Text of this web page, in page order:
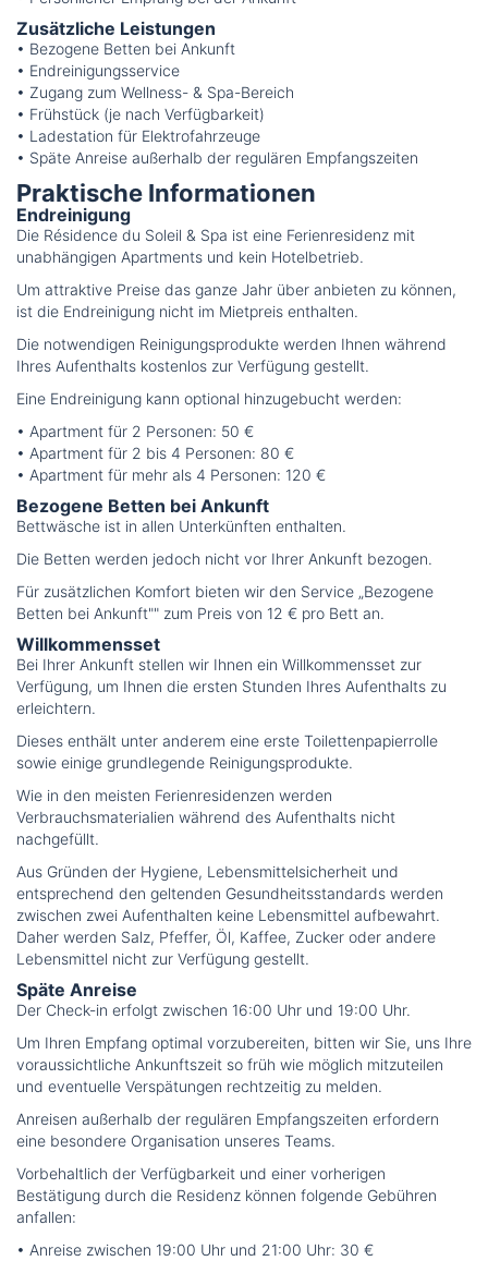
Zusätzliche Leistungen
• Bezogene Betten bei Ankunft
• Endreinigungsservice
• Zugang zum Wellness- & Spa-Bereich
• Frühstück (je nach Verfügbarkeit)
• Ladestation für Elektrofahrzeuge
• Späte Anreise außerhalb der regulären Empfangszeiten
Praktische Informationen
Endreinigung
Die Résidence du Soleil & Spa ist eine Ferienresidenz mit
unabhängigen Apartments und kein Hotelbetrieb.
Um attraktive Preise das ganze Jahr über anbieten zu können,
ist die Endreinigung nicht im Mietpreis enthalten.
Die notwendigen Reinigungsprodukte werden Ihnen während
Ihres Aufenthalts kostenlos zur Verfügung gestellt.
Eine Endreinigung kann optional hinzugebucht werden:
• Apartment für 2 Personen: 50 €
• Apartment für 2 bis 4 Personen: 80 €
• Apartment für mehr als 4 Personen: 120 €
Bezogene Betten bei Ankunft
Bettwäsche ist in allen Unterkünften enthalten.
Die Betten werden jedoch nicht vor Ihrer Ankunft bezogen.
Für zusätzlichen Komfort bieten wir den Service „Bezogene
Betten bei Ankunft"" zum Preis von 12 € pro Bett an.
Willkommensset
Bei Ihrer Ankunft stellen wir Ihnen ein Willkommensset zur
Verfügung, um Ihnen die ersten Stunden Ihres Aufenthalts zu
erleichtern.
Dieses enthält unter anderem eine erste Toilettenpapierrolle
sowie einige grundlegende Reinigungsprodukte.
Wie in den meisten Ferienresidenzen werden
Verbrauchsmaterialien während des Aufenthalts nicht
nachgefüllt.
Aus Gründen der Hygiene, Lebensmittelsicherheit und
entsprechend den geltenden Gesundheitsstandards werden
zwischen zwei Aufenthalten keine Lebensmittel aufbewahrt.
Daher werden Salz, Pfeffer, Öl, Kaffee, Zucker oder andere
Lebensmittel nicht zur Verfügung gestellt.
Späte Anreise
Der Check-in erfolgt zwischen 16:00 Uhr und 19:00 Uhr.
Um Ihren Empfang optimal vorzubereiten, bitten wir Sie, uns Ihre
voraussichtliche Ankunftszeit so früh wie möglich mitzuteilen
und eventuelle Verspätungen rechtzeitig zu melden.
Anreisen außerhalb der regulären Empfangszeiten erfordern
eine besondere Organisation unseres Teams.
Vorbehaltlich der Verfügbarkeit und einer vorherigen
Bestätigung durch die Residenz können folgende Gebühren
anfallen:
• Anreise zwischen 19:00 Uhr und 21:00 Uhr: 30 €